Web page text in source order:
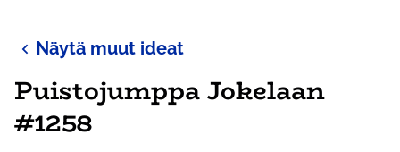
Näytä muut ideat
Puistojumppa Jokelaan
#1258